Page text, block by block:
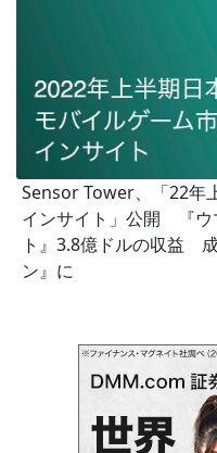
Sensor Tower、「22年
インサイト」公開 『ウ
ト』3.8億ドルの収益
ン』に